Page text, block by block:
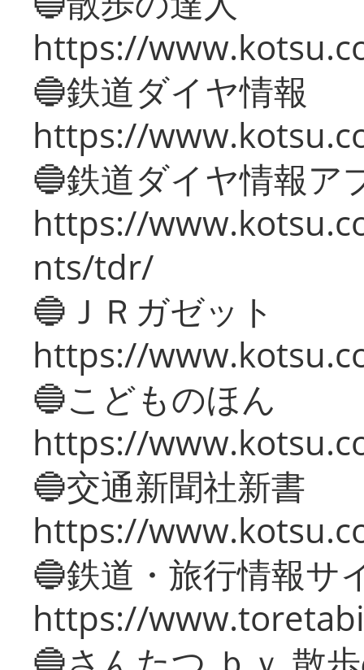
https://
🔵鉄道ダイヤ情報
https://
🔵鉄道ダイヤ情報ア
https://
nts/tdr/
🔵ＪＲガゼット
https://
🔵こどものほん
https://
🔵交通新聞社新書
https://
🔵鉄道・旅行情報サ
https://